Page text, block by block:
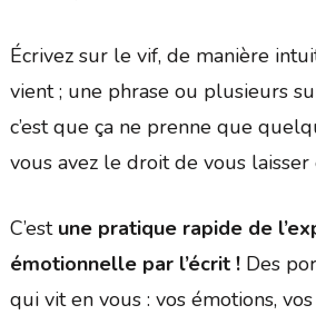
Écrivez sur le vif, de manière
vient ; une phrase ou plusieurs
c’est que ça ne prenne que
vous avez le droit de vous
C’est une pratique rapide de
émotionnelle par l’écrit ! Des
qui vit en vous : vos émotions,